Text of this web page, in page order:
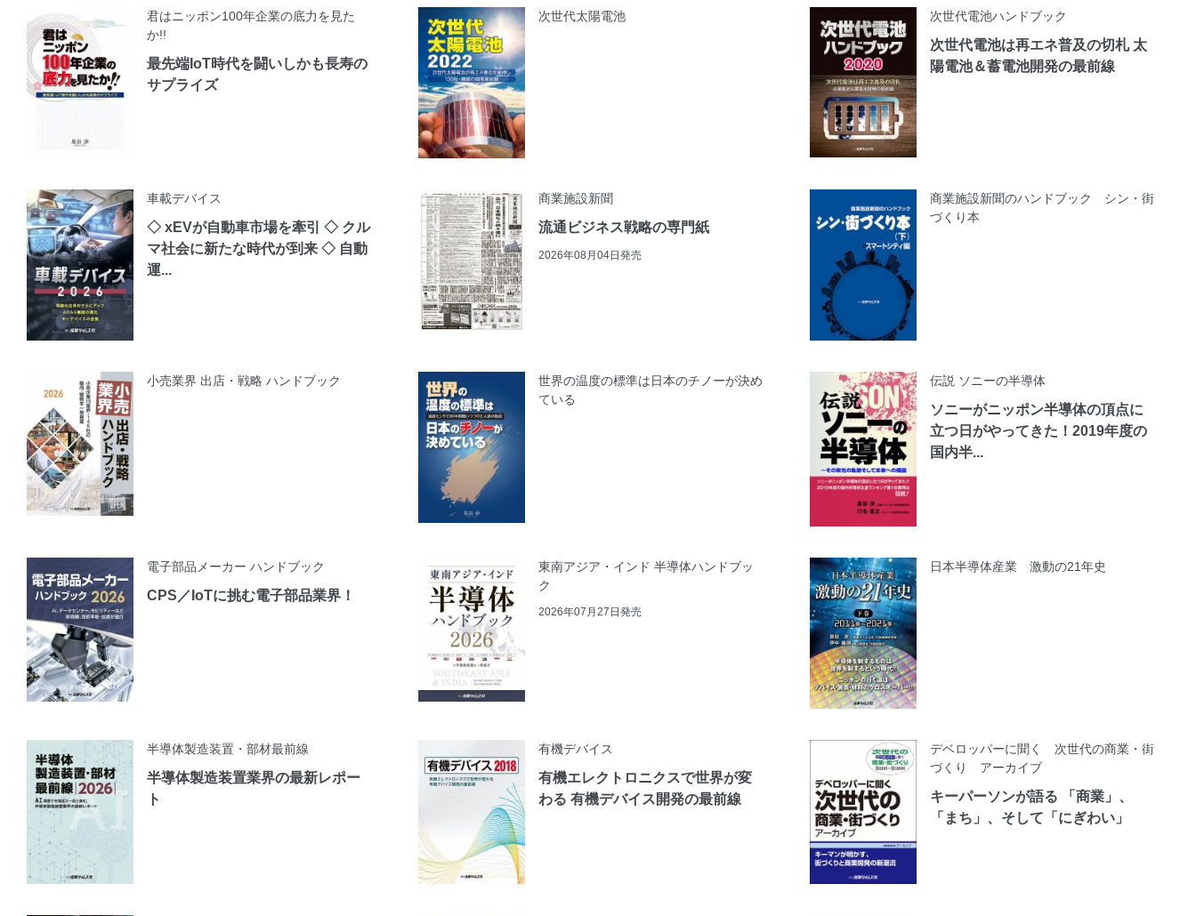
君はニッポン100年企業の底力を見た
か!!
最先端IoT時代を闘いしかも長寿の
サプライズ
次世代太陽電池 次世代電池ハンドブック
次世代電池は再エネ普及の切札 太
陽電池＆蓄電池開発の最前線
車載デバイス
◇ xEVが自動車市場を牽引 ◇ クル
マ社会に新たな時代が到来 ◇ 自動
運...
商業施設新聞
流通ビジネス戦略の専門紙
2026年08月04日発売
商業施設新聞のハンドブック シン・街
づくり本
小売業界 出店・戦略 ハンドブック
世界の温度の標準は日本のチノーが決め
ている
伝説 ソニーの半導体
ソニーがニッポン半導体の頂点に
立つ日がやってきた！2019年度の
国内半...
電子部品メーカー ハンドブック
CPS／IoTに挑む電子部品業界！
東南アジア・インド 半導体ハンドブッ
ク
2026年07月27日発売
日本半導体産業 激動の21年史
半導体製造装置・部材最前線
半導体製造装置業界の最新レポー
ト
有機デバイス
有機エレクトロニクスで世界が変
わる 有機デバイス開発の最前線
デベロッパーに聞く 次世代の商業・街
づくり アーカイブ
キーパーソンが語る 「商業」、
「まち」、そして「にぎわい」